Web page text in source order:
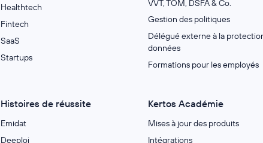
Healthtech
Fintech
SaaS
Startups
VVT, TOM, DSFA & Co.
Gestion des politiques
Délégué externe à la
données
Formations pour les employés
Histoires de réussite
Emidat
Deeploi
Kertos Académie
Mises à jour des produits
Intégrations